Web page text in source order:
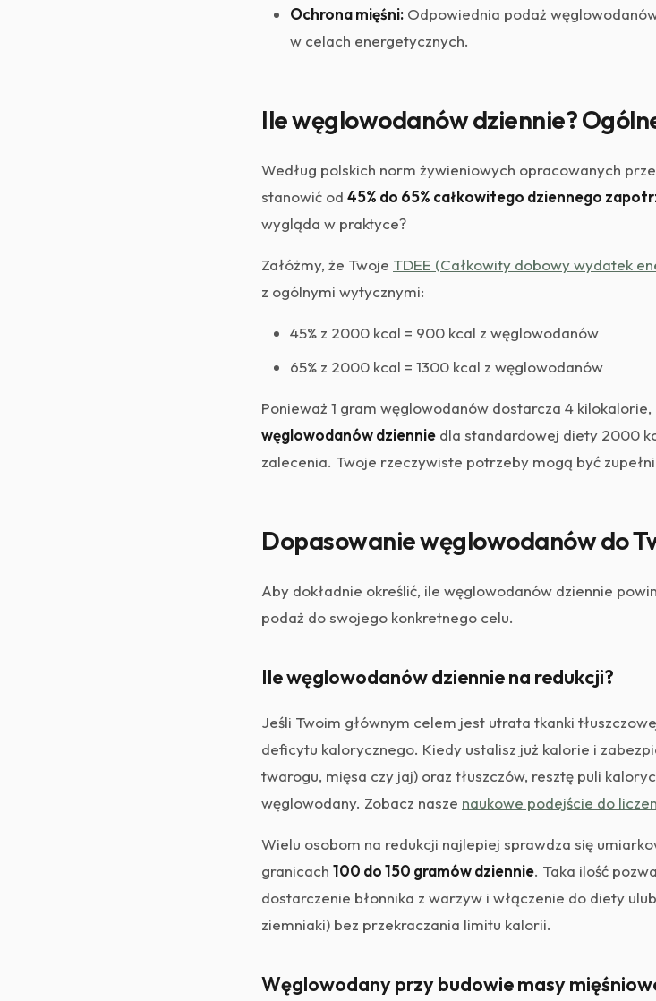
Ochrona mięśni: Odpowiednia podaż
w celach energetycznych.
Ile węglowodanów dziennie?
Według polskich norm żywieniowych opracowanych
stanowić od 45% do 65% całkowitego dziennego
wygląda w praktyce?
Załóżmy, że Twoje TDEE (Całkowity dobowy wydatek
z ogólnymi wytycznymi:
45% z 2000 kcal = 900 kcal z węglowodanów
65% z 2000 kcal = 1300 kcal z węglowodanów
Ponieważ 1 gram węglowodanów dostarcza 4
węglowodanów dziennie dla standardowej diety 2000
zalecenia. Twoje rzeczywiste potrzeby mogą być
Dopasowanie węglowodanów do
Aby dokładnie określić, ile węglowodanów dziennie
podaż do swojego konkretnego celu.
Ile węglowodanów dziennie na redukcji?
Jeśli Twoim głównym celem jest utrata tkanki
deficytu kalorycznego. Kiedy ustalisz już kalorie i
twarogu, mięsa czy jaj) oraz tłuszczów, resztę puli
węglowodany. Zobacz nasze naukowe podejście do
Wielu osobom na redukcji najlepiej sprawdza się
granicach 100 do 150 gramów dziennie. Taka ilość
dostarczenie błonnika z warzyw i włączenie do diety
ziemniaki) bez przekraczania limitu kalorii.
Węglowodany przy budowie masy